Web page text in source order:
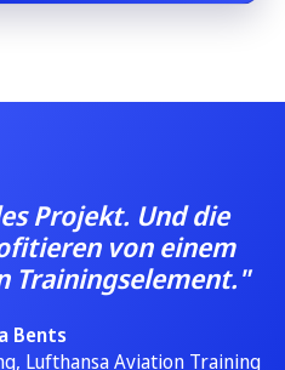
Projekt. Und die
von einem
Trainingselement."
Bents
Lufthansa Aviation Training